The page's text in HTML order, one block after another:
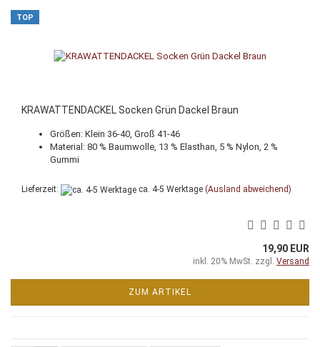
TOP
KRAWATTENDACKEL Socken Grün Dackel Braun
Größen: Klein 36-40, Groß 41-46
Material: 80 % Baumwolle, 13 % Elasthan, 5 % Nylon, 2 %
Gummi
Lieferzeit: ca. 4-5 Werktage (Ausland abweichend)
19,90 EUR
inkl. 20% MwSt. zzgl. Versand
ZUM ARTIKEL